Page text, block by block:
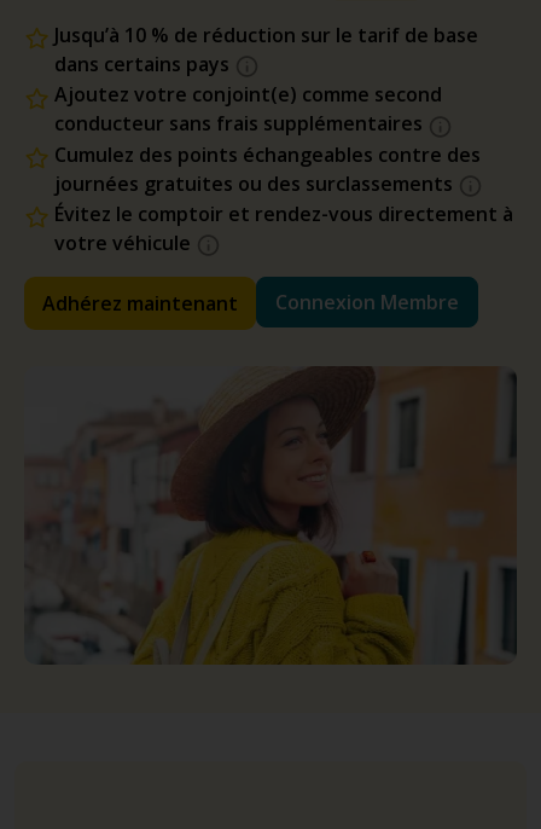
Jusqu’à 10 % de réduction sur le tarif de base
dans certains pays
Ajoutez votre conjoint(e) comme second
conducteur sans frais supplémentaires
Cumulez des points échangeables contre des
journées gratuites ou des surclassements
Évitez le comptoir et rendez-vous directement à
votre véhicule
Adhérez maintenant Connexion Membre